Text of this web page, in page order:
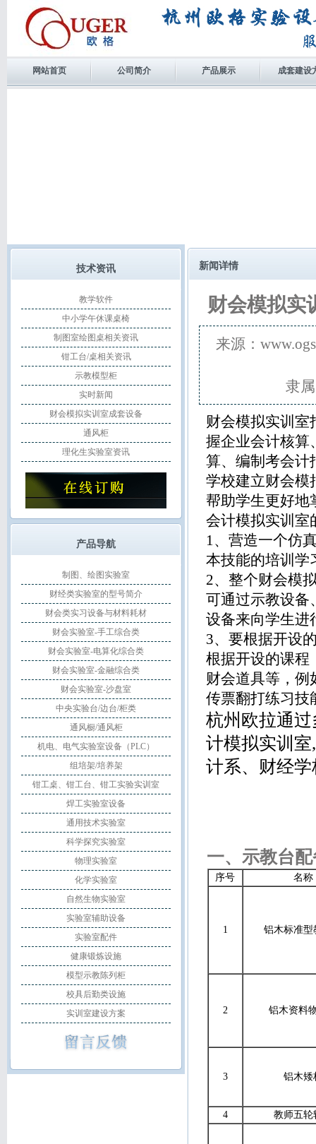
网站首页 公司简介 产品展示 成套建设
技术资讯
教学软件
中小学午休课桌椅
制图室绘图桌相关资讯
钳工台/桌相关资讯
示教模型柜
实时新闻
财会模拟实训室成套设备
通风柜
理化生实验室资讯
产品导航
制图、绘图实验室
财经类实验室的型号简介
财会类实习设备与材料耗材
财会实验室-手工综合类
财会实验室-电算化综合类
财会实验室-金融综合类
财会实验室-沙盘室
中央实验台/边台/柜类
通风橱/通风柜
机电、电气实验室设备（PLC）
组培架/培养架
钳工桌、钳工台、钳工实验实训室
焊工实验室设备
通用技术实验室
科学探究实验室
物理实验室
化学实验室
自然生物实验室
实验室辅助设备
实验室配件
健康锻炼设施
模型示教陈列柜
校具后勤类设施
实训室建设方案
新闻详情
财会模拟实
来源：
隶
财会模拟实训室
握企业会计核算
算、编制考会计
学校建立财会模
帮助学生更好地
会计模拟实训室
1、营造一个仿
本技能的培训学
2、整个财会模
可通过示教设备
设备来向学生进
3、要根据开设
根据开设的课程
财会道具等，例
传票翻打练习技
杭州欧拉通
计模拟实训
计系、财经
一、示教台
序号 名称
1 铝木标准型
2 铝木资料
3 铝木矮
4 教师五轮